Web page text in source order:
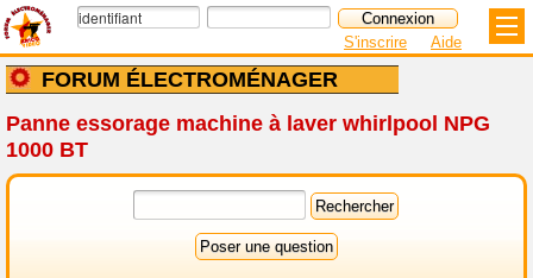
FORUM ÉLECTROMÉNAGER
S'inscrire Aide
Panne essorage machine à laver whirlpool NPG
1000 BT